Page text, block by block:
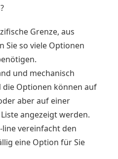
Grenze, aus
Sie so viele Optionen
und mechanisch
Optionen können auf
aber auf einer
angezeigt werden.
vereinfacht den
eine Option für Sie